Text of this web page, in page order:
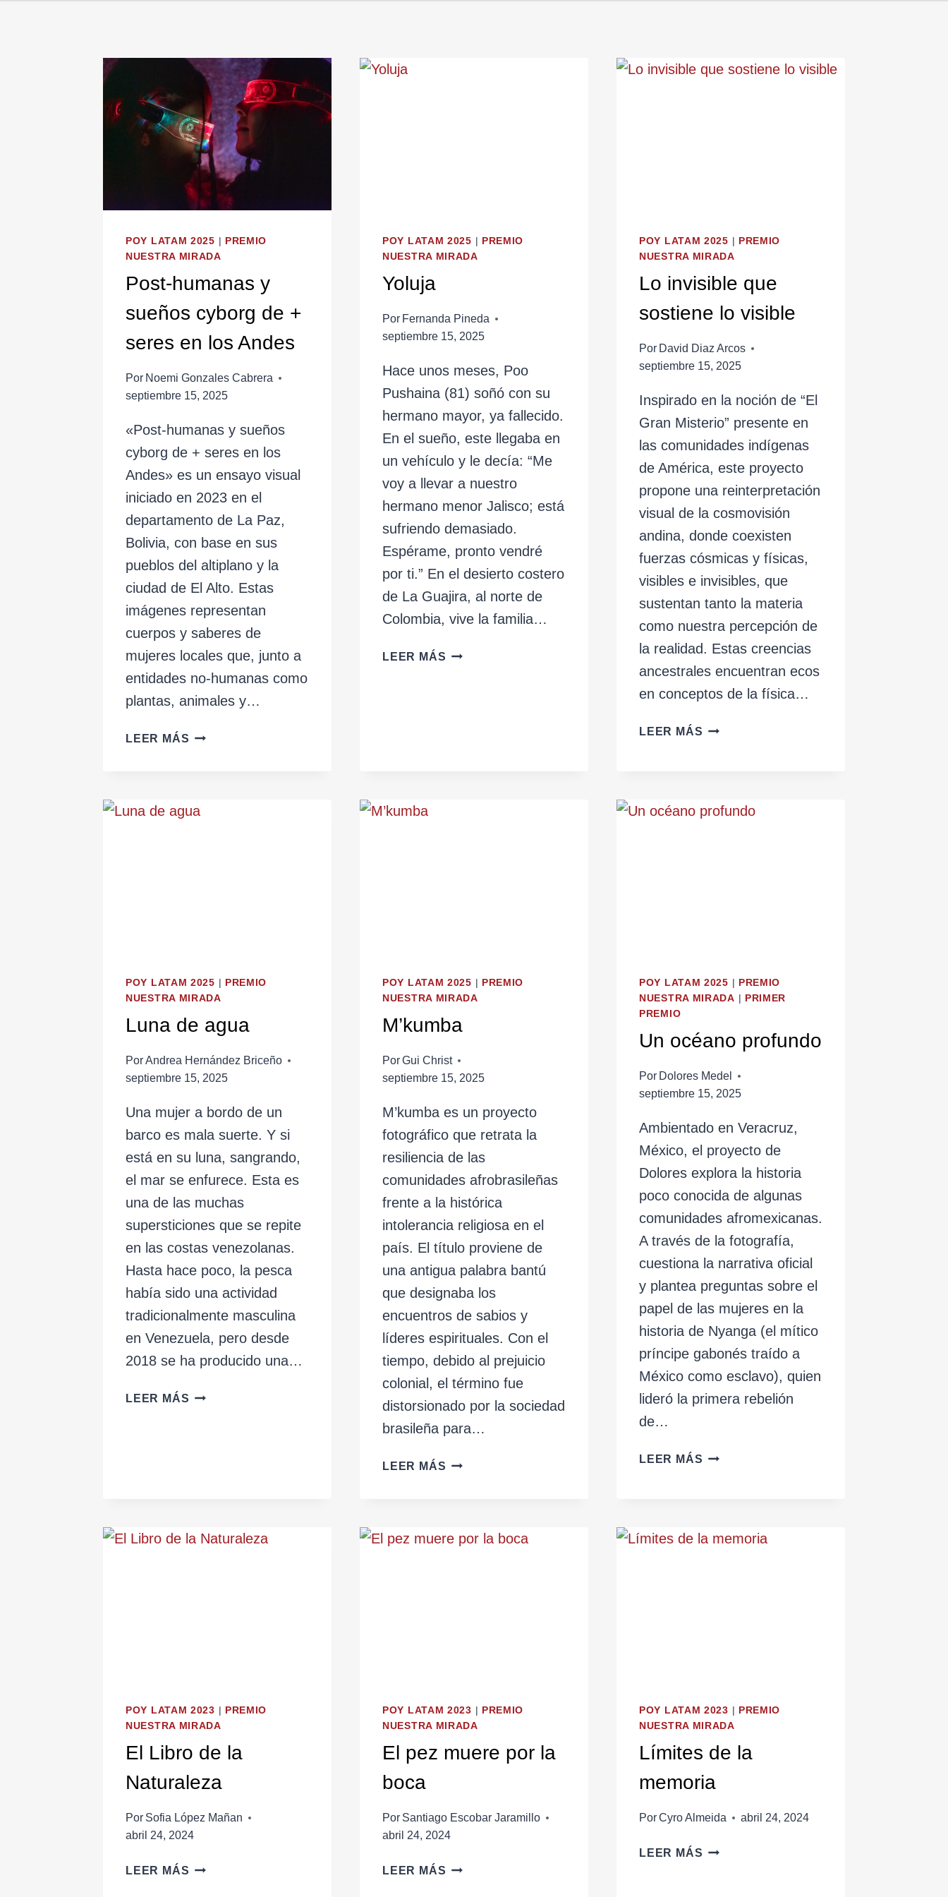
POY LATAM 2025 | PREMIO
NUESTRA MIRADA
Post-humanas y
sueños cyborg de +
seres en los Andes
Por Noemi Gonzales Cabrera
septiembre 15, 2025
«Post-humanas y sueños
cyborg de + seres en los
Andes» es un ensayo visual
iniciado en 2023 en el
departamento de La Paz,
Bolivia, con base en sus
pueblos del altiplano y la
ciudad de El Alto. Estas
imágenes representan
cuerpos y saberes de
mujeres locales que, junto a
entidades no-humanas como
plantas, animales y…
LEER MÁS POST-
POY LATAM 2025 | PREMIO
NUESTRA MIRADA
Yoluja
Por Fernanda Pineda
septiembre 15, 2025
Hace unos meses, Poo
Pushaina (81) soñó con su
hermano mayor, ya fallecido.
En el sueño, este llegaba en
un vehículo y le decía: “Me
voy a llevar a nuestro
hermano menor Jalisco; está
sufriendo demasiado.
Espérame, pronto vendré
por ti.” En el desierto costero
de La Guajira, al norte de
Colombia, vive la familia…
LEER MÁS YOLUJA
POY LATAM 2025 | PREMIO
NUESTRA MIRADA
Lo invisible que
sostiene lo visible
Por David Diaz Arcos
septiembre 15, 2025
Inspirado en la noción de “El
Gran Misterio” presente en
las comunidades indígenas
de América, este proyecto
propone una reinterpretación
visual de la cosmovisión
andina, donde coexisten
fuerzas cósmicas y físicas,
visibles e invisibles, que
sustentan tanto la materia
como nuestra percepción de
la realidad. Estas creencias
ancestrales encuentran ecos
en conceptos de la física…
LEER MÁS LO
VISIBLE
POY LATAM 2025 | PREMIO
NUESTRA MIRADA
Luna de agua
PorAndrea Hernández Briceño
septiembre 15, 2025
Una mujer a bordo de un
barco es mala suerte. Y si
está en su luna, sangrando,
el mar se enfurece. Esta es
una de las muchas
supersticiones que se repite
en las costas venezolanas.
Hasta hace poco, la pesca
había sido una actividad
tradicionalmente masculina
en Venezuela, pero desde
2018 se ha producido una…
LEER MÁS LUNA
POY LATAM 2025 | PREMIO
NUESTRA MIRADA
M’kumba
PorGui Christ
septiembre 15, 2025
M’kumba es un proyecto
fotográfico que retrata la
resiliencia de las
comunidades afrobrasileñas
frente a la histórica
intolerancia religiosa en el
país. El título proviene de
una antigua palabra bantú
que designaba los
encuentros de sabios y
líderes espirituales. Con el
tiempo, debido al prejuicio
colonial, el término fue
distorsionado por la sociedad
brasileña para…
LEER MÁS M’KUMBA
POY LATAM 2025 | PREMIO
NUESTRA MIRADA | PRIMER
PREMIO
Un océano profundo
Por Dolores Medel
septiembre 15, 2025
Ambientado en Veracruz,
México, el proyecto de
Dolores explora la historia
poco conocida de algunas
comunidades afromexicanas.
A través de la fotografía,
cuestiona la narrativa oficial
y plantea preguntas sobre el
papel de las mujeres en la
historia de Nyanga (el mítico
príncipe gabonés traído a
México como esclavo), quien
lideró la primera rebelión
de…
LEER MÁS UN
POY LATAM 2023 | PREMIO
NUESTRA MIRADA
El Libro de la
Naturaleza
Por Sofia López Mañan
abril 24, 2024
LEER MÁS EL
POY LATAM 2023 | PREMIO
NUESTRA MIRADA
El pez muere por la
boca
Por Santiago Escobar Jaramillo
abril 24, 2024
LEER MÁS EL
POY LATAM 2023 | PREMIO
NUESTRA MIRADA
Límites de la
memoria
PorCyro Almeida abril 24, 2024
LEER MÁS LÍMITES